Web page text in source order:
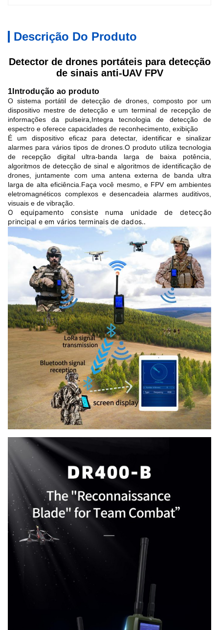
Descrição Do Produto
Detector de drones portáteis para detecção
de sinais anti-UAV FPV
1Introdução ao produto
O sistema portátil de detecção de drones, composto por um
dispositivo mestre de detecção e um terminal de recepção de
informações da pulseira,Integra tecnologia de detecção de
espectro e oferece capacidades de reconhecimento, exibição
É um dispositivo eficaz para detectar, identificar e sinalizar
alarmes para vários tipos de drones.O produto utiliza tecnologia
de recepção digital ultra-banda larga de baixa potência,
algoritmos de detecção de sinal e algoritmos de identificação de
drones, juntamente com uma antena externa de banda ultra
larga de alta eficiência.Faça você mesmo, e FPV em ambientes
eletromagnéticos complexos e desencadeia alarmes auditivos,
visuais e de vibração.
O equipamento consiste numa unidade de detecção
principal e em vários terminais de dados..